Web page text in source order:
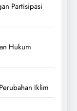
Partisipasi
Hukum
Iklim